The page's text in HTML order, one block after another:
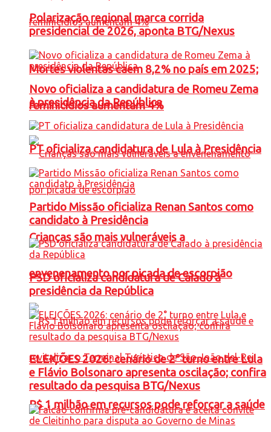
Mortes violentas caem 8,2% no país em 2025;
feminicídios aumentam 4%
Crianças são mais vulneráveis a
envenenamento por picada de escorpião
R$ 1 milhão em recursos pode reforçar a saúde
Polarização regional marca corrida
presidencial de 2026, aponta BTG/Nexus
Novo oficializa a candidatura de Romeu Zema
à presidência da República
PT oficializa candidatura de Lula à Presidência
Partido Missão oficializa Renan Santos como
candidato à Presidência
PSD oficializa candidatura de Caiado à
presidência da República
ELEIÇÕES 2026: cenário de 2° turno entre Lula
e Flávio Bolsonaro apresenta oscilação; confira
resultado da pesquisa BTG/Nexus